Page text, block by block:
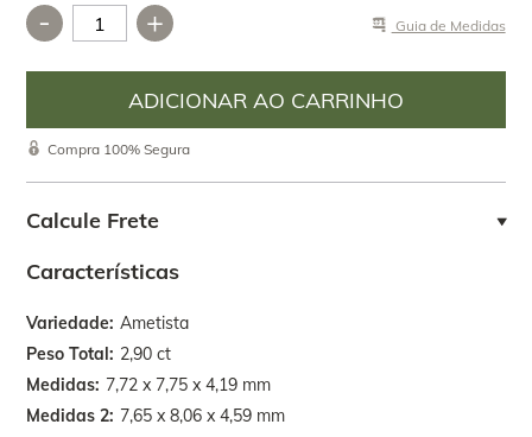
Características
Variedade Ametista
Peso Total 2,90 ct
Medidas 7,72 x 7,75 x 4,19 mm
Medidas 2 7,65 x 8,06 x 4,59 mm
- + Guia de Medidas
Compra 100% Segura
Calcule Frete